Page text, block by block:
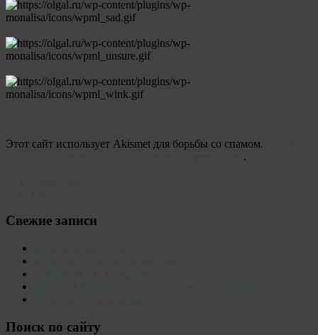
Этот сайт использует Akismet для борьбы со спамом.
.
Свежие записи
Поиск по сайту